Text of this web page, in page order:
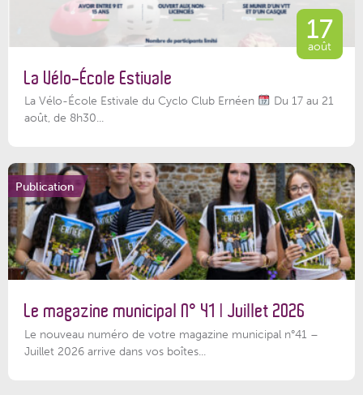
17
août
La Vélo-École Estivale
La Vélo-École Estivale du Cyclo Club Ernéen
Du 17 au 21
août, de 8h30...
Publication
Le magazine municipal N° 41 | Juillet 2026
Le nouveau numéro de votre magazine municipal n°41 –
Juillet 2026 arrive dans vos boîtes...